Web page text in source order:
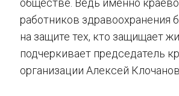
работников здравоохранения
на защите тех, кто защищает
подчеркивает председатель
организации Алексей Клочанов.